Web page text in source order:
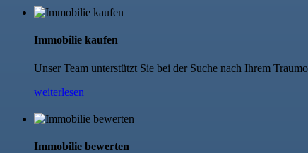
Immobilie kaufen
Unser Team unterstützt Sie bei der Suche nach Ihrem
weiterlesen
Immobilie bewerten